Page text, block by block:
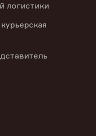
логистики